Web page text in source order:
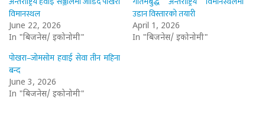
विमानस्थल
June 22, 2026
In "बिजनेस/ इकोनोमी"
उडान विस्तारको तयारी
April 1, 2026
In "बिजनेस/ इकोनोमी"
पोखरा–जोमसोम हवाई सेवा तीन महिना
बन्द
June 3, 2026
In "बिजनेस/ इकोनोमी"